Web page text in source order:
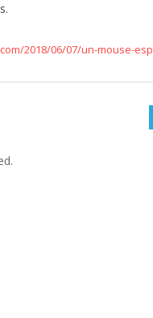
2018/06/07/un-mouse-